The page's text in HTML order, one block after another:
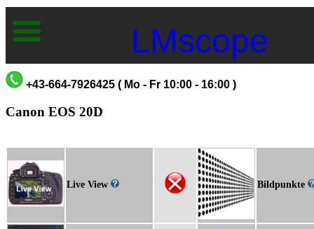
LMscope
+43-664-7926425 ( Mo - Fr 10:00 - 16:00 )
Canon EOS 20D
Live View Bildpunkte